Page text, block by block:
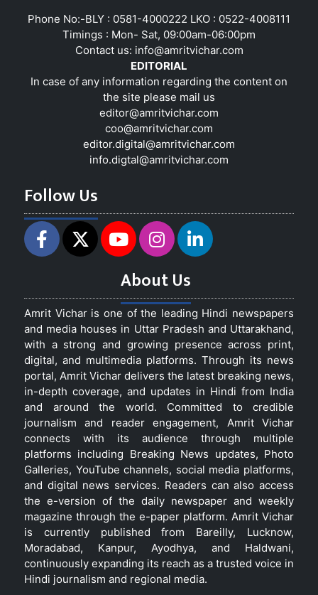
Phone No:-BLY : 0581-4000222 LKO : 0522-4008111
Timings : Mon- Sat, 09:00am-06:00pm
Contact us: info@amritvichar.com
EDITORIAL
In case of any information regarding the content on
the site please mail us
editor@amritvichar.com
coo@amritvichar.com
editor.digital@amritvichar.com
info.digtal@amritvichar.com
Follow Us
About Us
Amrit Vichar is one of the leading Hindi newspapers
and media houses in Uttar Pradesh and Uttarakhand,
with a strong and growing presence across print,
digital, and multimedia platforms. Through its news
portal, Amrit Vichar delivers the latest breaking news,
in-depth coverage, and updates in Hindi from India
and around the world. Committed to credible
journalism and reader engagement, Amrit Vichar
connects with its audience through multiple
platforms including Breaking News updates, Photo
Galleries, YouTube channels, social media platforms,
and digital news services. Readers can also access
the e-version of the daily newspaper and weekly
magazine through the e-paper platform. Amrit Vichar
is currently published from Bareilly, Lucknow,
Moradabad, Kanpur, Ayodhya, and Haldwani,
continuously expanding its reach as a trusted voice in
Hindi journalism and regional media.